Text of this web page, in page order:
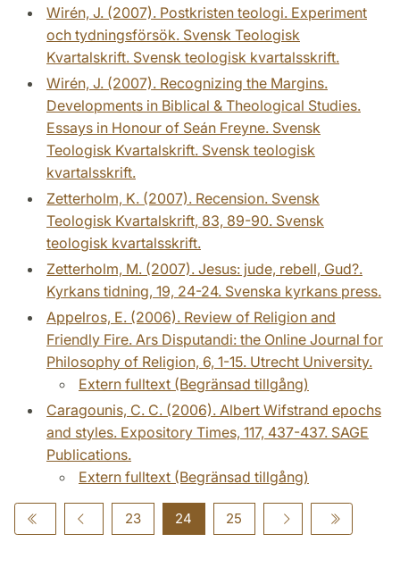
Wirén, J. (2007). Postkristen teologi. Experiment
och tydningsförsök. Svensk Teologisk
Kvartalskrift. Svensk teologisk kvartalsskrift.
Wirén, J. (2007). Recognizing the Margins.
Developments in Biblical & Theological Studies.
Essays in Honour of Seán Freyne. Svensk
Teologisk Kvartalskrift. Svensk teologisk
kvartalsskrift.
Zetterholm, K. (2007). Recension. Svensk
Teologisk Kvartalskrift, 83, 89-90. Svensk
teologisk kvartalsskrift.
Zetterholm, M. (2007). Jesus: jude, rebell, Gud?.
Kyrkans tidning, 19, 24-24. Svenska kyrkans press.
Appelros, E. (2006). Review of Religion and
Friendly Fire. Ars Disputandi: the Online Journal for
Philosophy of Religion, 6, 1-15. Utrecht University.
Extern fulltext (Begränsad tillgång)
Caragounis, C. C. (2006). Albert Wifstrand epochs
and styles. Expository Times, 117, 437-437. SAGE
Publications.
Extern fulltext (Begränsad tillgång)
23 24 25